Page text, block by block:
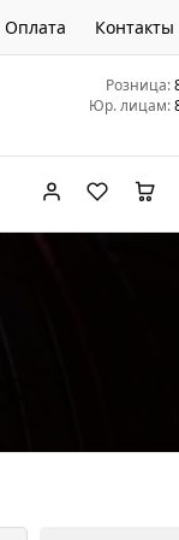
Оплата Контакты
Розница:
Юр. лицам: